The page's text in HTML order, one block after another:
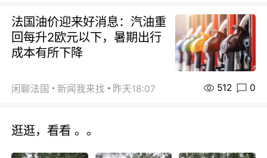
法国油价迎来好消息：汽油重
回每升2欧元以下，暑期出行
成本有所下降
闲聊法国 新闻我来找 昨天18:07 512 0
逛逛，看看 。。